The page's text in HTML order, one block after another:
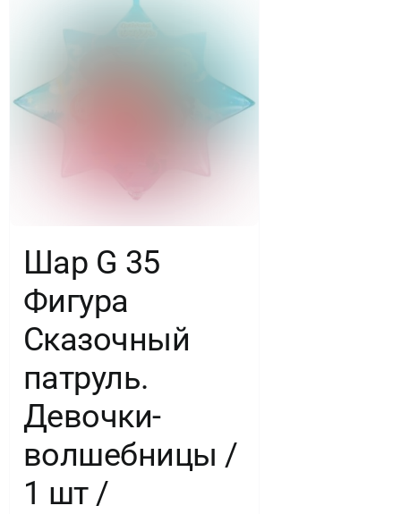
Шар G 35
Фигура
Сказочный
патруль.
Девочки-
волшебницы /
1 шт /